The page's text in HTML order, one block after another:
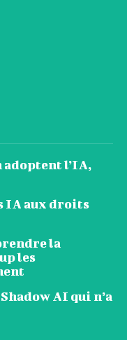
adoptent l’IA,
IA aux droits
la
les
AI qui n’a